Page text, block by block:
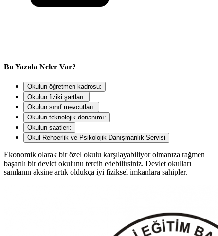
Bu Yazıda Neler Var?
Okulun öğretmen kadrosu:
Okulun fiziki şartları:
Okulun sınıf mevcutları:
Okulun teknolojik donanımı:
Okulun saatleri:
Okul Rehberlik ve Psikolojik Danışmanlık Servisi
Ekonomik olarak bir özel okulu karşılayabiliyor olmanıza rağmen
başarılı bir devlet okulunu tercih edebilirsiniz. Devlet okulları
sanılanın aksine artık oldukça iyi fiziksel imkanlara sahipler.